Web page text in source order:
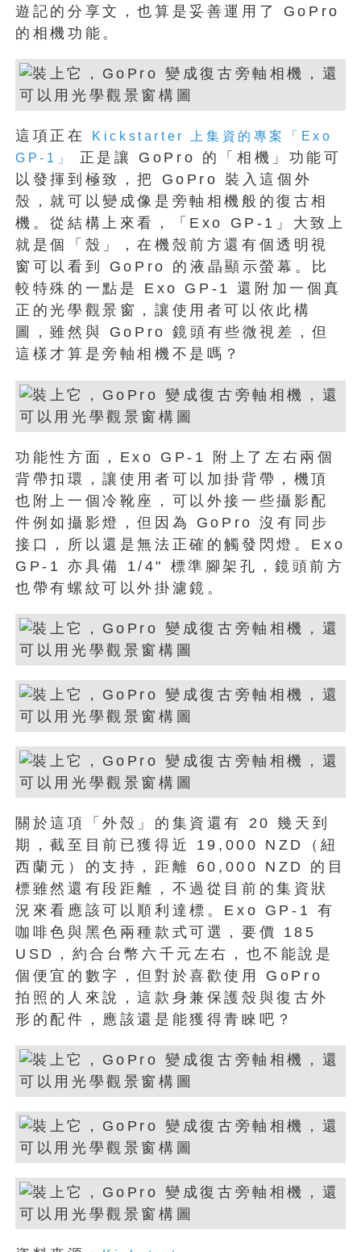
遊記的分享文，也算是妥善運用了 GoPro
的相機功能。
這項正在
Kickstarter 上集資的專案「Exo
GP-1」
正是讓 GoPro 的「相機」功能可
以發揮到極致，把 GoPro 裝入這個外
殼，就可以變成像是旁軸相機般的復古相
機。從結構上來看，「Exo GP-1」大致上
就是個「殼」，在機殼前方還有個透明視
窗可以看到 GoPro 的液晶顯示螢幕。比
較特殊的一點是 Exo GP-1 還附加一個真
正的光學觀景窗，讓使用者可以依此構
圖，雖然與 GoPro 鏡頭有些微視差，但
這樣才算是旁軸相機不是嗎？
功能性方面，Exo GP-1 附上了左右兩個
背帶扣環，讓使用者可以加掛背帶，機頂
也附上一個冷靴座，可以外接一些攝影配
件例如攝影燈，但因為 GoPro 沒有同步
接口，所以還是無法正確的觸發閃燈。Exo
GP-1 亦具備 1/4" 標準腳架孔，鏡頭前方
也帶有螺紋可以外掛濾鏡。
關於這項「外殼」的集資還有 20 幾天到
期，截至目前已獲得近 19,000 NZD（紐
西蘭元）的支持，距離 60,000 NZD 的目
標雖然還有段距離，不過從目前的集資狀
況來看應該可以順利達標。Exo GP-1 有
咖啡色與黑色兩種款式可選，要價 185
USD，約合台幣六千元左右，也不能說是
個便宜的數字，但對於喜歡使用 GoPro
拍照的人來說，這款身兼保護殼與復古外
形的配件，應該還是能獲得青睞吧？